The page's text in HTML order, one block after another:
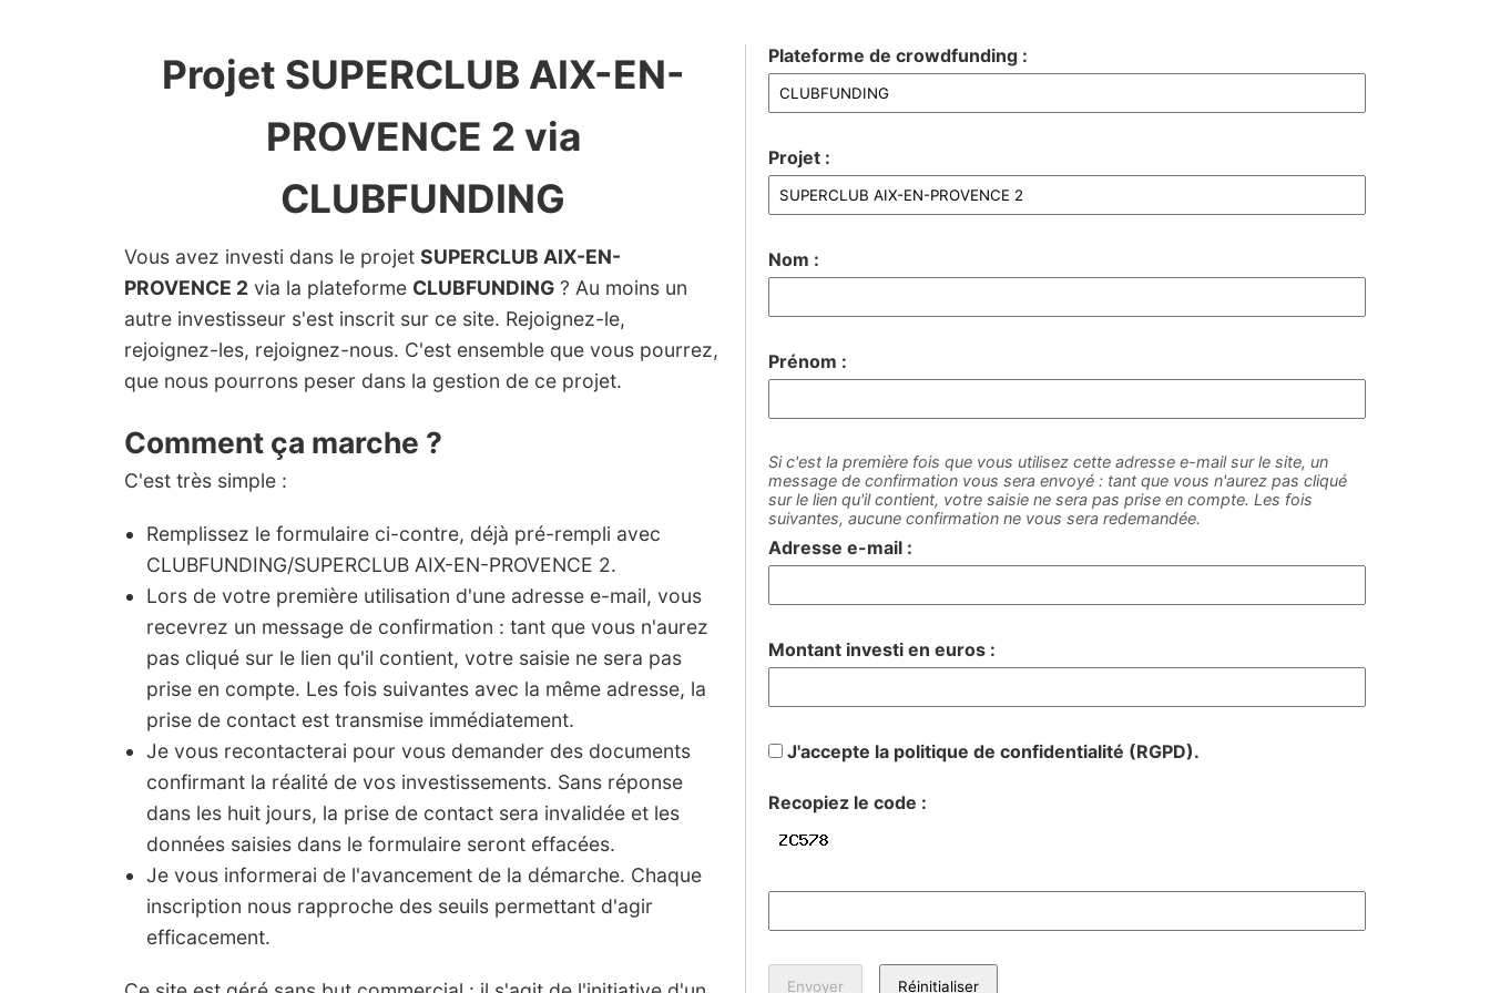
Projet SUPERCLUB AIX-EN-
PROVENCE 2 via
CLUBFUNDING
Vous avez investi dans le projet SUPERCLUB AIX-EN-
PROVENCE 2 via la plateforme CLUBFUNDING ? Au moins un
autre investisseur s'est inscrit sur ce site. Rejoignez-le,
rejoignez-les, rejoignez-nous. C'est ensemble que vous pourrez,
que nous pourrons peser dans la gestion de ce projet.
Comment ça marche ?
C'est très simple :
Remplissez le formulaire ci-contre, déjà pré-rempli avec
CLUBFUNDING/SUPERCLUB AIX-EN-PROVENCE 2.
Lors de votre première utilisation d'une adresse e-mail, vous
recevrez un message de confirmation : tant que vous n'aurez
pas cliqué sur le lien qu'il contient, votre saisie ne sera pas
prise en compte. Les fois suivantes avec la même adresse, la
prise de contact est transmise immédiatement.
Je vous recontacterai pour vous demander des documents
confirmant la réalité de vos investissements. Sans réponse
dans les huit jours, la prise de contact sera invalidée et les
données saisies dans le formulaire seront effacées.
Je vous informerai de l'avancement de la démarche. Chaque
inscription nous rapproche des seuils permettant d'agir
efficacement.
Plateforme de crowdfunding :
Projet :
Nom :
Prénom :
Si c'est la première fois que vous utilisez cette adresse e-mail sur le site, un
message de confirmation vous sera envoyé : tant que vous n'aurez pas cliqué
sur le lien qu'il contient, votre saisie ne sera pas prise en compte. Les fois
suivantes, aucune confirmation ne vous sera redemandée.
Adresse e-mail :
Montant investi en euros :
J'accepte la politique de confidentialité (RGPD).
Recopiez le code :